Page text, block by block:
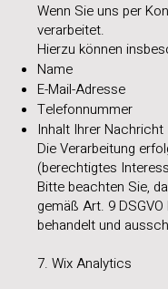
Wenn Sie uns per
verarbeitet.
Hierzu können
Name
E-Mail-Adresse
Telefonnummer
Inhalt Ihrer Nachricht
Die Verarbeitung
(berechtigtes
Bitte beachten Sie,
gemäß Art. 9
behandelt und
7. Wix Analytics